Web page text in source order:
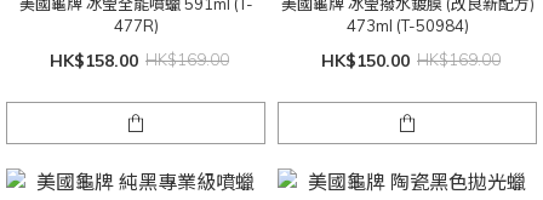
477R)
HK$158.00 HK$169.00
473ml (T-50984)
HK$150.00 HK$169.00